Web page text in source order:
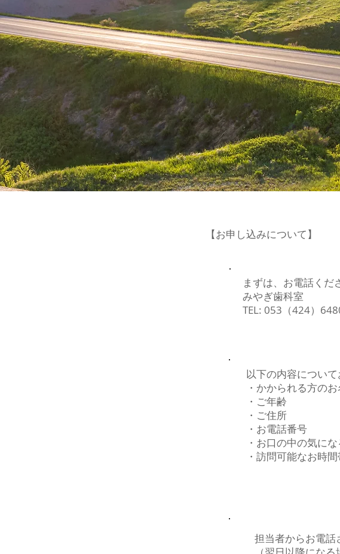
【​お申し込みについて】
まずは、お電話くだ
みやぎ歯科室
TEL: 053（424）
以下の内容について
・かかられる方の
・ご年齢
・ご住所
・お電話番号
・お口の中の気に
・訪問可能なお時間
担当者からお電話